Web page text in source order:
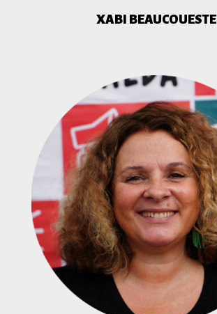
XABI BEAUCOUESTE